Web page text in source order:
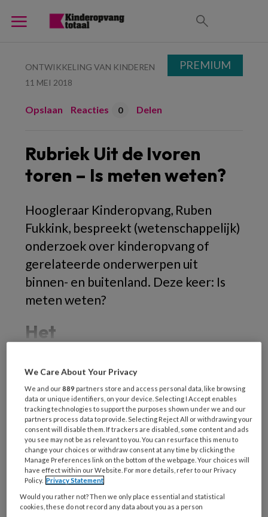
ONTWIKKELING VAN KINDEREN
11 MEI 2018
Opslaan Reacties 0 Delen
Rubriek Uit de Ivoren
toren – Is meten weten?
Hoogleraar Kinderopvang, Ruben
Fukkink, bespreekt (wetenschappelijk)
onderzoek over kinderopvang of
gerelateerde onderwerpen uit
binnen- en buitenland. Deze keer: Is
meten weten?
Het
REGISTREREN
Wil je dit artikel lezen?
Maak gratis een account aan en lees 2
artikelen gratis per maand
Al een account of abonnement?Log dan in
PREMIUM
We Care About Your Privacy
We and our889 partners store and access personal data, like browsing
data or unique identifiers, on your device. Selecting I Accept enables
tracking technologies to support the purposes shown under we and our
partners process data to provide. Selecting Reject All or withdrawing your
consent will disable them. If trackers are disabled, some content and ads
you see may not be as relevant to you. You can resurface this menu to
change your choices or withdraw consent at any time by clicking the
Manage Preferences link on the bottom of the webpage. Your choices will
have effect within our Website. For more details, refer to our Privacy
Policy. Privacy Statement
Would you rather not? Then we only place essential and statistical
cookies, these do not record any data about you as a person